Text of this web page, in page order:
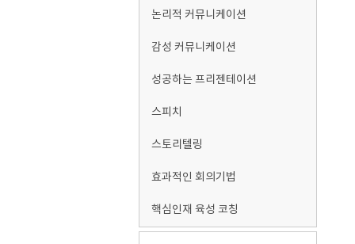
논리적 커뮤니케이션
감성 커뮤니케이션
성공하는 프리젠테이션
스피치
스토리텔링
효과적인 회의기법
핵심인재 육성 코칭